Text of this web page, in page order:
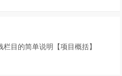
目的简单说明【项目概括】